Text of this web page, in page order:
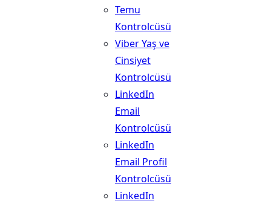
Temu
Kontrolcüsü
Viber Yaş ve
Cinsiyet
Kontrolcüsü
LinkedIn
Email
Kontrolcüsü
LinkedIn
Email Profil
Kontrolcüsü
LinkedIn